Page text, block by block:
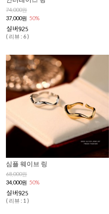
74,000원
37,000원 50%
( 리뷰 : 6 )
심플 웨이브 링
68,000원
34,000원 50%
( 리뷰 : 1 )